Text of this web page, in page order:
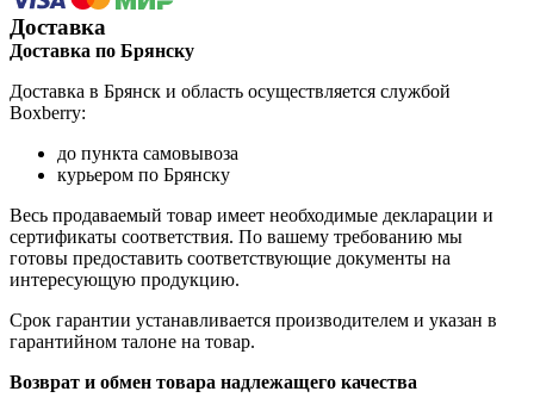
Доставка
Доставка по Брянску
Доставка в Брянск и область осуществляется службой
Boxberry:
до пункта самовывоза
курьером по Брянску
Весь продаваемый товар имеет необходимые декларации и
сертификаты соответствия. По вашему требованию мы
готовы предоставить соответствующие документы на
интересующую продукцию.
Срок гарантии устанавливается производителем и указан в
гарантийном талоне на товар.
Возврат и обмен товара надлежащего качества